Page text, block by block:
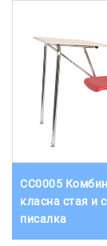
CC0005
класна стая и
писалка